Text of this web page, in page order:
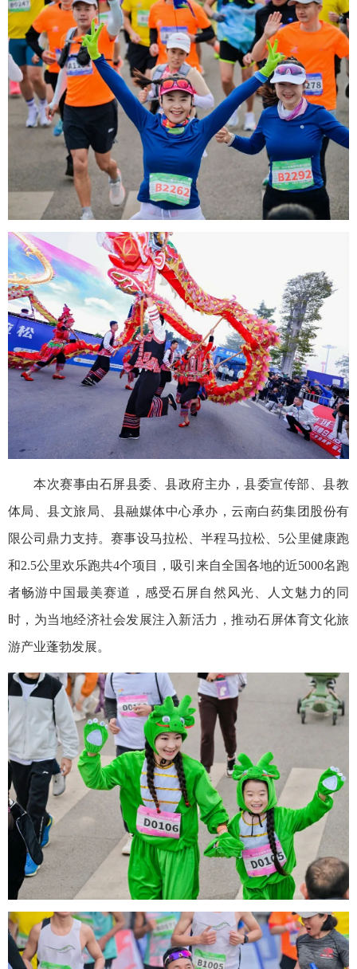
本次赛事由石屏县委、县政府主办，县委宣传部、县教
体局、县文旅局、县融媒体中心承办，云南白药集团股份有
限公司鼎力支持。赛事设马拉松、半程马拉松、5公里健康跑
和2.5公里欢乐跑共4个项目，吸引来自全国各地的近5000名跑
者畅游中国最美赛道，感受石屏自然风光、人文魅力的同
时，为当地经济社会发展注入新活力，推动石屏体育文化旅
游产业蓬勃发展。